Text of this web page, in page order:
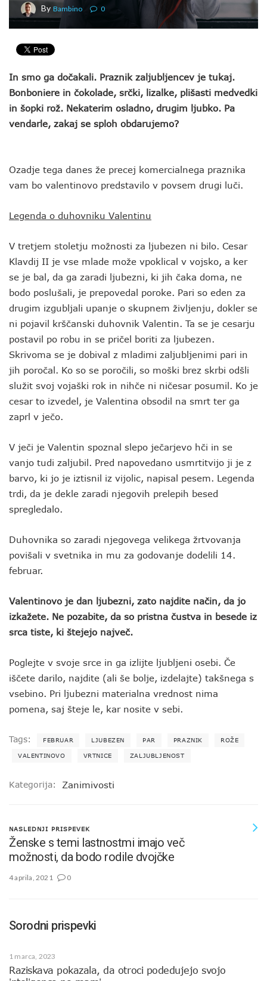
By Bambino 0
In smo ga dočakali. Praznik zaljubljencev je tukaj.
Bonboniere in čokolade, srčki, lizalke, plišasti medvedki
in šopki rož. Nekaterim osladno, drugim ljubko. Pa
vendarle, zakaj se sploh obdarujemo?
Ozadje tega danes že precej komercialnega praznika
vam bo valentinovo predstavilo v povsem drugi luči.
Legenda o duhovniku Valentinu
V tretjem stoletju možnosti za ljubezen ni bilo. Cesar
Klavdij II je vse mlade može vpoklical v vojsko, a ker
se je bal, da ga zaradi ljubezni, ki jih čaka doma, ne
bodo poslušali, je prepovedal poroke. Pari so eden za
drugim izgubljali upanje o skupnem življenju, dokler se
ni pojavil krščanski duhovnik Valentin. Ta se je cesarju
postavil po robu in se pričel boriti za ljubezen.
Skrivoma se je dobival z mladimi zaljubljenimi pari in
jih poročal. Ko so se poročili, so moški brez skrbi odšli
služit svoj vojaški rok in nihče ni ničesar posumil. Ko je
cesar to izvedel, je Valentina obsodil na smrt ter ga
zaprl v ječo.
V ječi je Valentin spoznal slepo ječarjevo hči in se
vanjo tudi zaljubil. Pred napovedano usmrtitvijo ji je z
barvo, ki jo je iztisnil iz vijolic, napisal pesem. Legenda
trdi, da je dekle zaradi njegovih prelepih besed
spregledalo.
Duhovnika so zaradi njegovega velikega žrtvovanja
povišali v svetnika in mu za godovanje dodelili 14.
februar.
Valentinovo je dan ljubezni, zato najdite način, da jo
izkažete. Ne pozabite, da so pristna čustva in besede iz
srca tiste, ki štejejo največ.
Poglejte v svoje srce in ga izlijte ljubljeni osebi. Če
iščete darilo, najdite (ali še bolje, izdelajte) takšnega s
vsebino. Pri ljubezni materialna vrednost nima
pomena, saj šteje le, kar nosite v sebi.
Tags: FEBRUAR LJUBEZEN PAR PRAZNIK ROŽE
VALENTINOVO VRTNICE ZALJUBLJENOST
Kategorija: Zanimivosti
NASLEDNJI PRISPEVEK
Ženske s temi lastnostmi imajo več
možnosti, da bodo rodile dvojčke
4 aprila, 2021 0
Sorodni prispevki
1 marca, 2023
Raziskava pokazala, da otroci podedujejo svojo